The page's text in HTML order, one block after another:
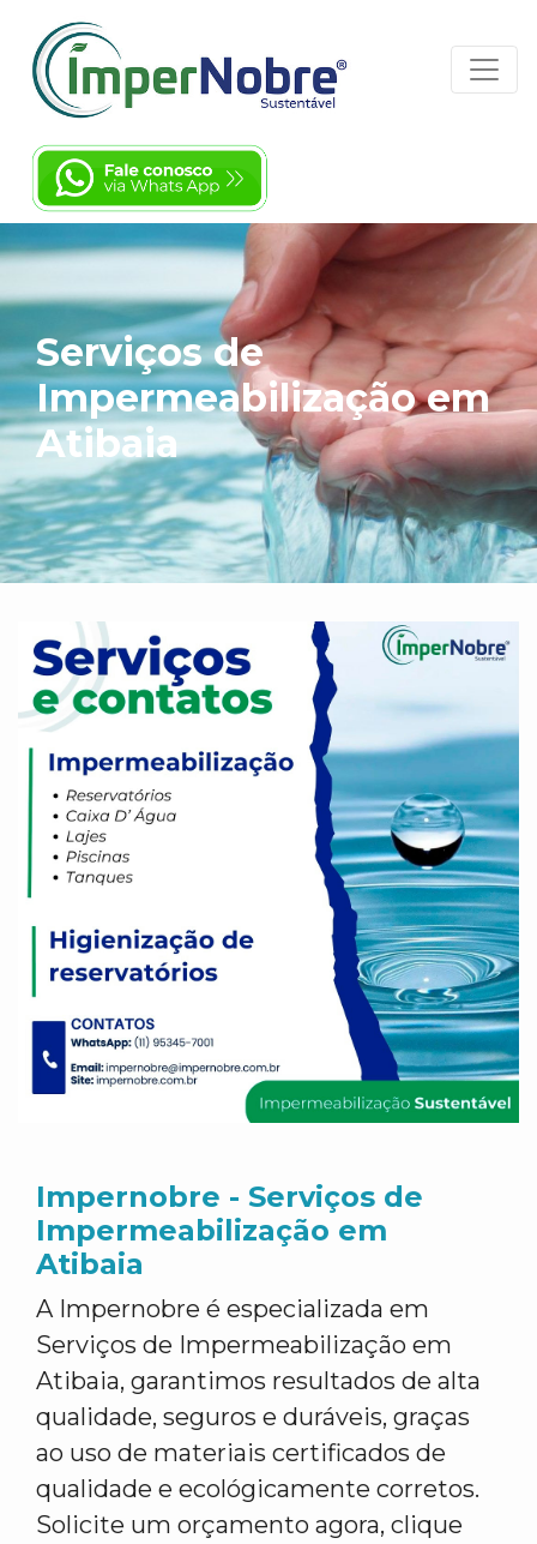
Serviços de
Impermeabilização em
Atibaia
Impernobre - Serviços de
Impermeabilização em
Atibaia
A Impernobre é especializada em
Serviços de Impermeabilização em
Atibaia, garantimos resultados de alta
qualidade, seguros e duráveis, graças
ao uso de materiais certificados de
qualidade e ecológicamente corretos.
Solicite um orçamento agora, clique